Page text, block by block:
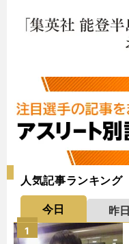
人気記事ランキング
今日 昨日
1